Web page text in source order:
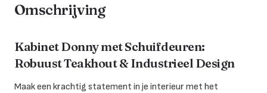
Omschrijving
Kabinet Donny met Schuifdeuren:
Robuust Teakhout & Industrieel Design
Maak een krachtig statement in je interieur met het